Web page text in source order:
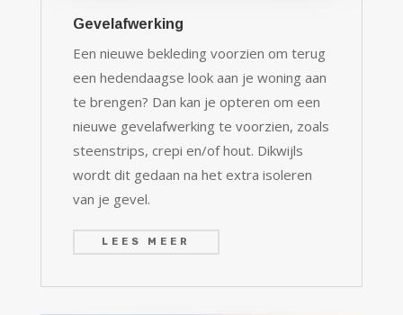
Gevelafwerking
Een nieuwe bekleding voorzien om terug
een hedendaagse look aan je woning aan
te brengen? Dan kan je opteren om een
nieuwe gevelafwerking te voorzien, zoals
steenstrips, crepi en/of hout. Dikwijls
wordt dit gedaan na het extra isoleren
van je gevel.
LEES MEER